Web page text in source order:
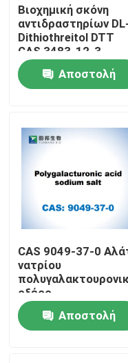
Σπίτι
Προϊόντα
Περίπου εμείς
Γύρος
Ποιοτικός έλεγχος
Βιοχημική σκόνη
αντιδραστηρίων
Dithiothreitol DTT
CAS 3483-12-3
Αποστολή
CAS 9049-37-0
νατρίου
οξέος
Αποστολή